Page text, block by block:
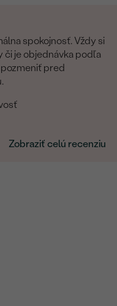
spokojnosť. Vždy si
je objednávka podľa
pred
Zobraziť celú recenziu